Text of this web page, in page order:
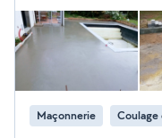
Maçonnerie Coulage